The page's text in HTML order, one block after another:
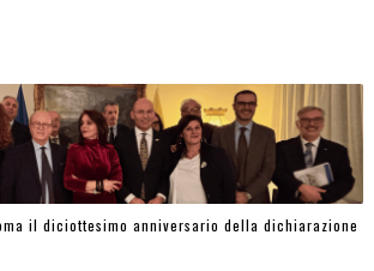
il diciottesimo anniversario della dichiarazione